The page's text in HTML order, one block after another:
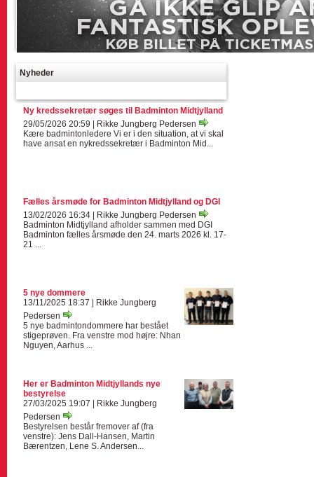
Nyheder
Ny kredssekretær søges til Badminton Midtjylland
29/05/2026 20:59 | Rikke Jungberg Pedersen
Kære badmintonledere Vi er i den situation, at vi skal
have ansat en nykredssekretær i Badminton Mid...
Fælles årsmøde for Badminton Midtjylland og DGI
13/02/2026 16:34 | Rikke Jungberg Pedersen
Badminton Midtjylland afholder sammen med DGI
Badminton fælles årsmøde den 24. marts 2026 kl. 17-
21 ...
5 nye dommere
13/11/2025 18:37 | Rikke Jungberg
Pedersen
5 nye badmintondommere har bestået
stigeprøven. Fra venstre mod højre: Nhan
Nguyen, Aarhus ...
Her er Badminton Midtjyllands nye
bestyrelse
27/03/2025 19:07 | Rikke Jungberg
Pedersen
Bestyrelsen består fremover af (fra
venstre): Jens Dall-Hansen, Martin
Bærentzen, Lene S. Andersen...